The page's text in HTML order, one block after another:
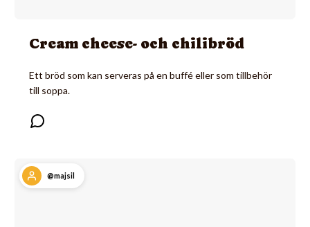
Cream cheese- och chilibröd
Ett bröd som kan serveras på en buffé eller som tillbehör
till soppa.
@majsil